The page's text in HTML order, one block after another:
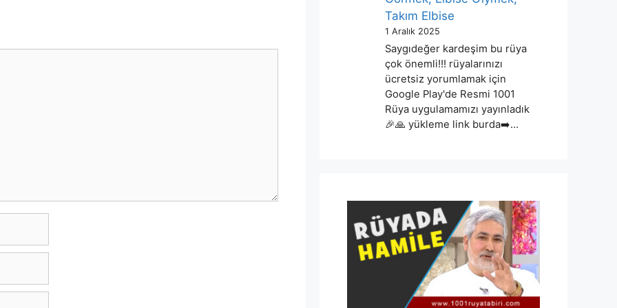
Takım Elbise
1 Aralık 2025
Saygıdeğer kardeşim bu rüya
çok önemli!!! rüyalarınızı
ücretsiz yorumlamak için
Google Play'de Resmi 1001
Rüya uygulamamızı yayınladık
🎉🙏 yükleme link burda➡️…